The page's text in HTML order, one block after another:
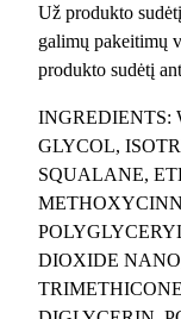
v
e
i
d
o
k
r
e
m
a
s
Už produkto
galimų pakeitimų
produkto sudėtį
INGREDIENTS:
GLYCOL,
SQUALANE,
DIOXIDE